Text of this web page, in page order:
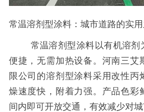
常温溶剂型涂料：城市道路的实
常温溶剂型涂料以有机溶剂
便捷，无需加热设备。河南三艾
限公司的溶剂型涂料采用改性丙
燥速度快，附着力强。产品色彩
间内即可开放交通，有效减少对城